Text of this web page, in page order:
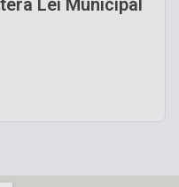
Lei Municipal